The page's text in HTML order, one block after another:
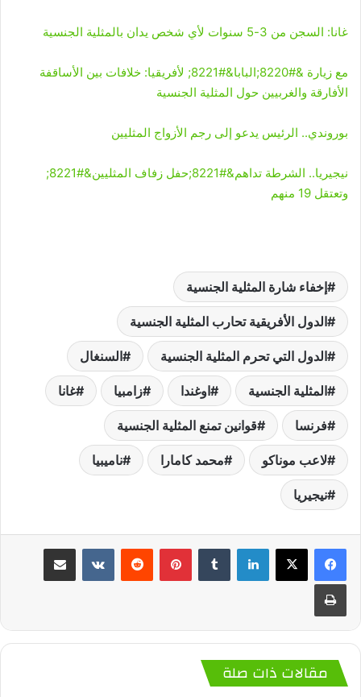
غانا: السجن من 3-5 سنوات لأي شخص يدان بالمثلية الجنسية
مع زيارة &#8220;البابا&#8221; لأفريقيا: خلافات بين الأساقفة
الأفارقة والغربيين حول المثلية الجنسية
بوروندي.. الرئيس يدعو إلى رجم الأزواج المثليين
نيجيريا.. الشرطة تداهم&#8221;حفل زفاف المثليين&#8221;
وتعتقل 19 منهم
إخفاء شارة المثلية الجنسية
الدول الأفريقية تحارب المثلية الجنسية
الدول التي تحرم المثلية الجنسية السنغال
المثلية الجنسية اوغندا زامبيا غانا
فرنسا قوانين تمنع المثلية الجنسية
لاعب موناكو محمد كامارا ناميبيا
نيجيريا
لينكدإن بينتيريست
مقالات ذات صلة